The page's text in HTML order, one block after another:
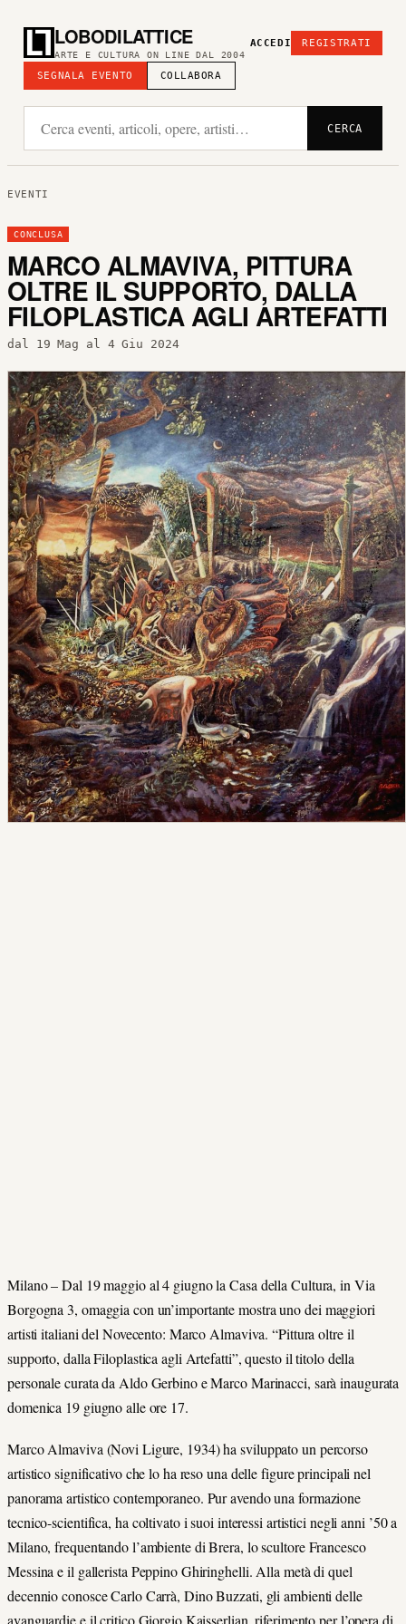
LOBODILATTICE
ARTE E CULTURA ON LINE DAL 2004
SEGNALA EVENTO COLLABORA
ACCEDI REGISTRATI
CERCA
EVENTI
CONCLUSA
MARCO ALMAVIVA, PITTURA
OLTRE IL SUPPORTO, DALLA
FILOPLASTICA AGLI ARTEFATTI
dal 19 Mag al 4 Giu 2024
Milano – Dal 19 maggio al 4 giugno la Casa della Cultura, in Via
Borgogna 3, omaggia con un’importante mostra uno dei maggiori
artisti italiani del Novecento: Marco Almaviva. “Pittura oltre il
supporto, dalla Filoplastica agli Artefatti”, questo il titolo della
personale curata da Aldo Gerbino e Marco Marinacci, sarà inaugurata
domenica 19 giugno alle ore 17.
Marco Almaviva (Novi Ligure, 1934) ha sviluppato un percorso
artistico significativo che lo ha reso una delle figure principali nel
panorama artistico contemporaneo. Pur avendo una formazione
tecnico-scientifica, ha coltivato i suoi interessi artistici negli anni ’50 a
Milano, frequentando l’ambiente di Brera, lo scultore Francesco
Messina e il gallerista Peppino Ghiringhelli. Alla metà di quel
decennio conosce Carlo Carrà, Dino Buzzati, gli ambienti delle
avanguardie e il critico Giorgio Kaisserlian, riferimento per l’opera di